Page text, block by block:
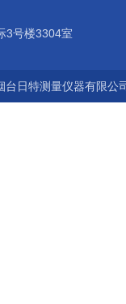
3号楼3304室
台日特测量仪器有限